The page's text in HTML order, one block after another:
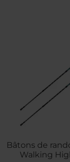
Bâtons de
Walking